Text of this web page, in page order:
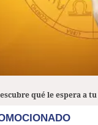
qué le espera a